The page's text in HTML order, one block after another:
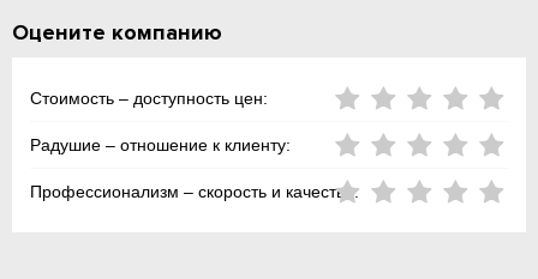
Оцените компанию
Стоимость – доступность цен:
Радушие – отношение к клиенту:
Профессионализм – скорость и качество: